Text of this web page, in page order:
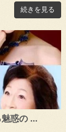
続きを見る
惑の ...